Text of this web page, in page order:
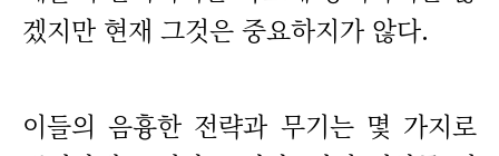
겠지만 현재 그것은 중요하지가 않다.
이들의 음흉한 전략과 무기는 몇 가지로